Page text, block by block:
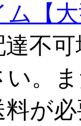
【
不
。
が